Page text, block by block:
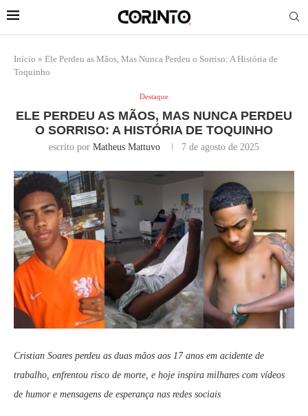
Início » Ele Perdeu as Mãos, Mas Nunca Perdeu o Sorriso: A História de
Toquinho
Destaque
ELE PERDEU AS MÃOS, MAS NUNCA PERDEU
O SORRISO: A HISTÓRIA DE TOQUINHO
escrito por Matheus Mattuvo 7 de agosto de 2025
Cristian Soares perdeu as duas mãos aos 17 anos em acidente de
trabalho, enfrentou risco de morte, e hoje inspira milhares com vídeos
de humor e mensagens de esperança nas redes sociais